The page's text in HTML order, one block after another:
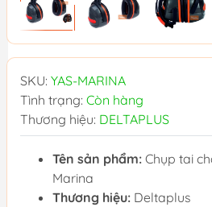
SKU: YAS-MARINA
Tình trạng: Còn hàng
Thương hiệu: DELTAPLUS
Tên sản phẩm: Chụp tai
Marina
Thương hiệu: Deltaplus